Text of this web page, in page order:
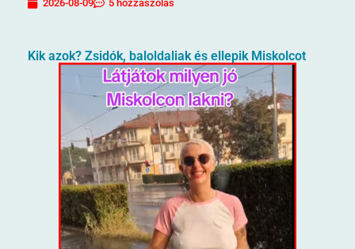
2026-08-09 5 hozzászólás
Kik azok? Zsidók, baloldaliak és ellepik Miskolcot